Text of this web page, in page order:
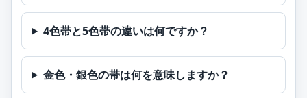
4色帯と5色帯の違いは何ですか？
金色・銀色の帯は何を意味しますか？